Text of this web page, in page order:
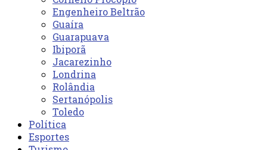
Engenheiro Beltrão
Guaíra
Guarapuava
Ibiporã
Jacarezinho
Londrina
Rolândia
Sertanópolis
Toledo
Política
Esportes